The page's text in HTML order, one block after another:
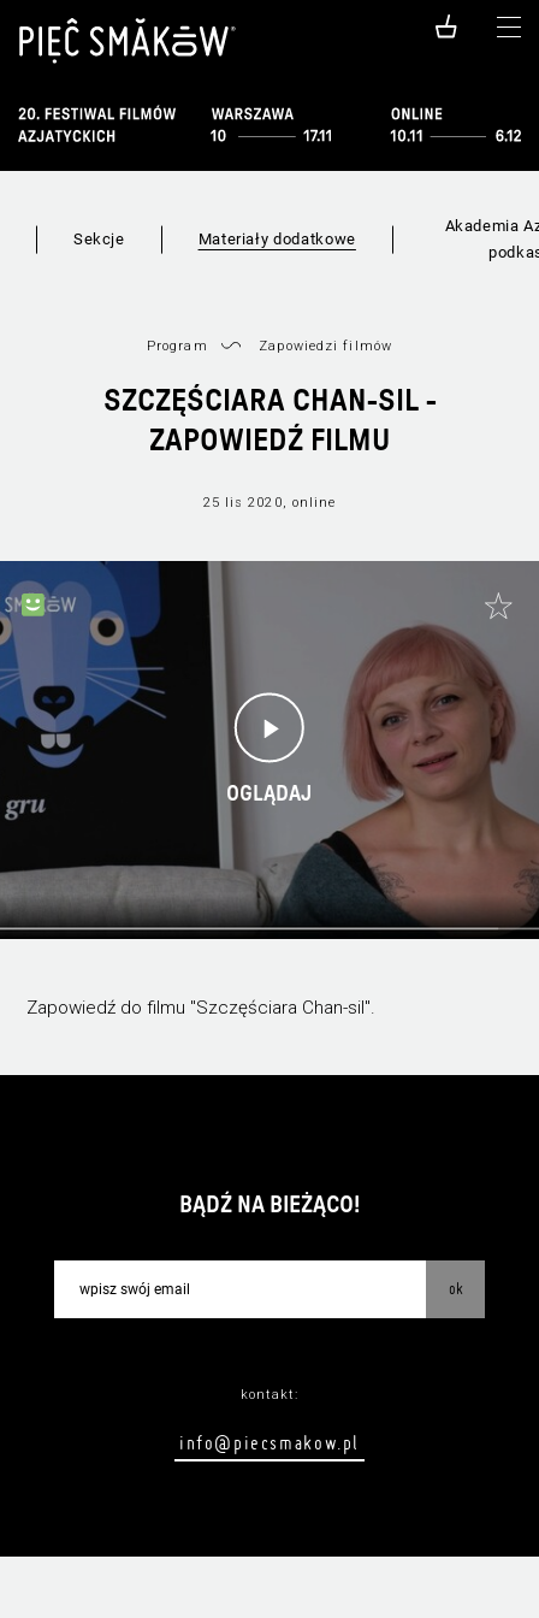
Sekcje Materiały dodatkowe
Akademia
Program Zapowiedzi filmów
SZCZĘŚCIARA CHAN-SIL -
ZAPOWIEDŹ FILMU
25 lis 2020, online
OGLĄDAJ
Zapowiedź do filmu "Szczęściara Chan-sil".
BĄDŹ NA BIEŻĄCO!
ok
kontakt:
info@piecsmakow.pl